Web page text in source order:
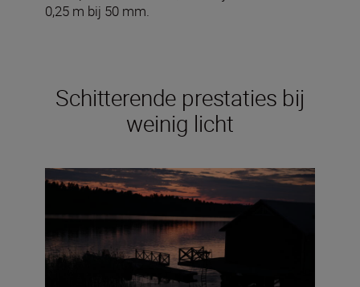
0,25 m bij 50 mm.
Schitterende prestaties bij
weinig licht